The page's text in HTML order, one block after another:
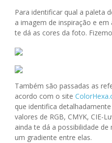
Para identificar qual a paleta
a imagem de inspiração e
te dá as cores da foto.
Também são passadas as
acordo com o site
que identifica
valores de RGB, CMYK, CIE-
ainda te dá a possibilidade
um gradiente entre elas.